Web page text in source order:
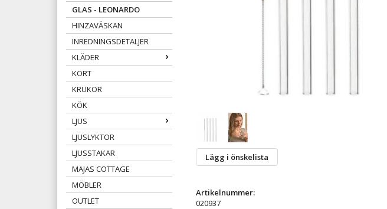
GLAS - LEONARDO
HINZAVÄSKAN
INREDNINGSDETALJER
KLÄDER
KORT
KRUKOR
KÖK
LJUS
LJUSLYKTOR
LJUSSTAKAR
MAJAS COTTAGE
MÖBLER
OUTLET
Lägg i önskelista
Artikelnummer:
020937